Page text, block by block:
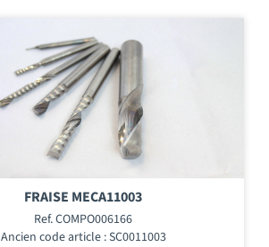
FRAISE MECA11003
Ref. COMPO006166
Ancien code article : SC0011003